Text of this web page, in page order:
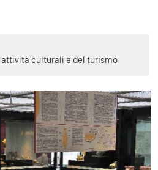
culturali e del turismo